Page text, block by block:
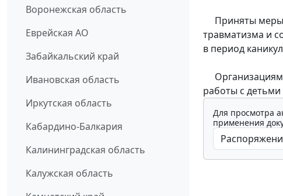
Воронежская область
Еврейская АО
Забайкальский край
Ивановская область
Иркутская область
Кабардино-Балкария
Калининградская область
Калужская область
Приняты меры
травматизма и
в период
Организациям
работы с детьми
Для просмотра
применения